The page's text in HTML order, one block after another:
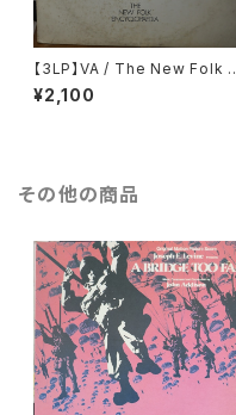
【3LP】VA / The New Folk E
ncyclopaedia = ニュー・フォ
ーク大百科事典
¥2,100
その他の商品